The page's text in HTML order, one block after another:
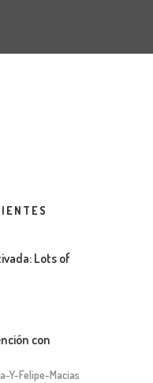
Lots of
con
Y-Felipe-Macias